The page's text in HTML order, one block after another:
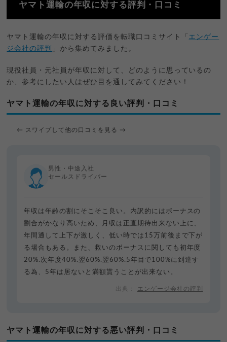
ヤマト運輸の年収に対する評判・口コミ
ヤマト運輸の年収に対する評価を転職口コミサイト「 エンゲー
ジ会社の評判
」から集めてみました。
現役社員・元社員が年収に対して、どのように思っているの
か、参考にしたい人はぜひ目を通してみてください！
ヤマト運輸の年収に対する良い評判・口コミ
← スワイプして他の口コミを見る →
男性・中途入社
セールスドライバー
年収は年齢の割にそこそこ良い。内訳的にはボーナスの
割合がかなり高いため、月収は正直期待出来ない上に、
年間通して上下が激しく、低い時では15万前後まで下が
る場合もある。また、救いのボーナスに関しても初年度
20%.次年度40%.翌60%.翌60%.5年目で100%に到達す
る為、5年は居ないと満額貰うことが出来ない。
エンゲージ会社の評判
ヤマト運輸の年収に対する悪い評判・口コミ